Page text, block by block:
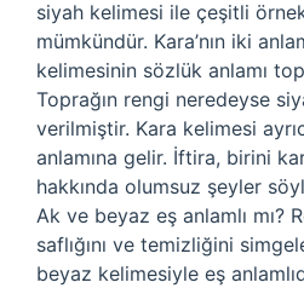
siyah kelimesi ile çeşitli
mümkündür. Kara’nın iki
kelimesinin sözlük anlamı
Toprağın rengi neredeyse
verilmiştir. Kara kelimesi
anlamına gelir. İftira, birini
hakkında olumsuz şeyler
Ak ve beyaz eş anlamlı mı?
saflığını ve temizliğini
beyaz kelimesiyle eş